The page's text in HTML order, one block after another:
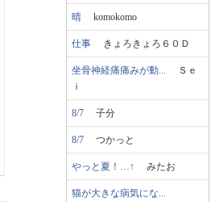
晴 komokomo
仕事 きょろきょろ６０Ｄ
坐骨神経痛痛みが動...
Ｓｅ
ｉ
8/7 子分
8/7 つかっと
やっと夏！…↑ みたお
猫が大きな病気にな...